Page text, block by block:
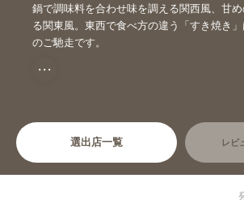
鍋で調味料を合わせ味を調える関西風、甘
る関東風。東西で食べ方の違う「すき焼き
のご馳走です。
・・・
選出店一覧 レビ